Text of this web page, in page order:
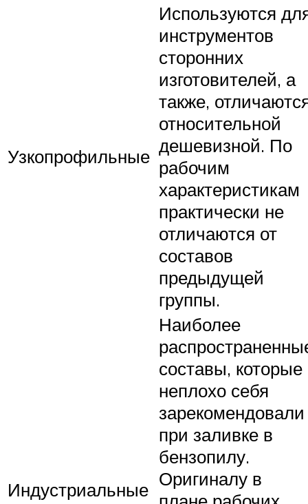
Узкопрофильные
Используются
инструментов
сторонних
изготовителей, а
также,
относительной
дешевизной. По
рабочим
характеристикам
практически не
отличаются от
составов
предыдущей
группы.
Индустриальные
Наиболее
составы, которые
неплохо себя
зарекомендовали
при заливке в
бензопилу.
Оригиналу в